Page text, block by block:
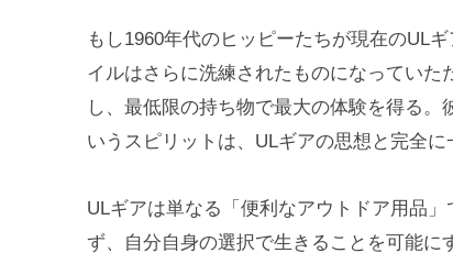
もし1960年代のヒッピーたちが現在のUL
イルはさらに洗練されたものになってい
し、最低限の持ち物で最大の体験を得る
いうスピリットは、ULギアの思想と完全に
ULギアは単なる「便利なアウトドア用品
ず、自分自身の選択で生きることを可能